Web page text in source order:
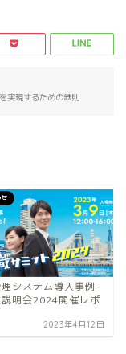
実現するための鉄則
システム導入事例-
明会2024開催レポ
2023年4月12日